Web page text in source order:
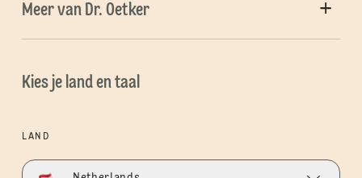
Meer van Dr. Oetker
Kies je land en taal
LAND